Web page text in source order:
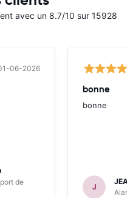
avec un 8.7/10 sur 15928
06-2026
de
bonne
bonne
J